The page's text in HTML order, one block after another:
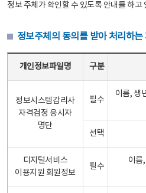
정보 주체가 확인할 수 있도록 안내를 하고
정보주체의 동의를 받아 처리하는
개인정보파일명 구분
정보시스템감리사
자격검정 응시자
명단
필수
이름, 생
선택
디지털서비스
이용지원 회원정보
필수
이름